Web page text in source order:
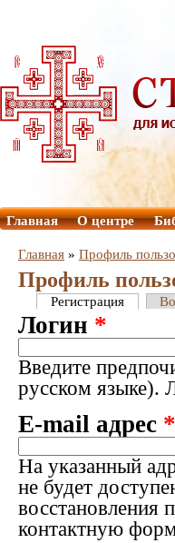
Главная О центре
Главная » Профиль
Профиль
Регистрация
Логин *
Введите
русском языке).
E-mail адрес *
На указанный
не будет
восстановления
контактную